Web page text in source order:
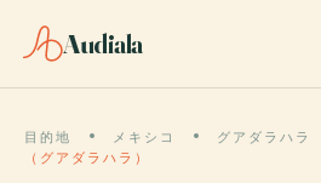
Audiala
目的地 メキシコ グアダラハラ
（グアダラハラ）